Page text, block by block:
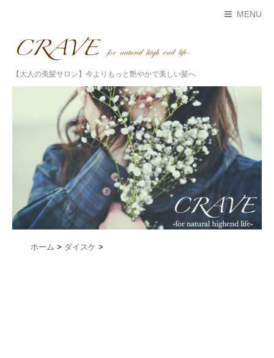
MENU
【大人の美髪サロン】今よりもっと艶やかで美しい髪へ
ホーム > ダイスケ >